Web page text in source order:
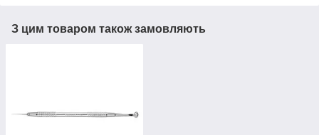
З цим товаром також замовляють